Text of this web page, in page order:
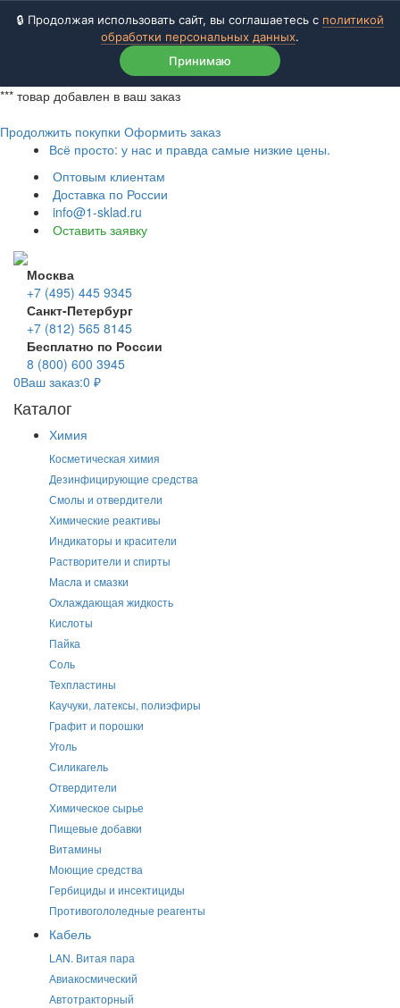
🔒 Продолжая использовать сайт, вы соглашаетесь с политикой
обработки персональных данных.
Принимаю
*** товар добавлен в ваш заказ
Продолжить покупки Оформить заказ
Всё просто: у нас и правда самые низкие цены.
Оптовым клиентам
Доставка по России
info@1-sklad.ru
Оставить заявку
Москва
+7 (495) 445 9345
Санкт-Петербург
+7 (812) 565 8145
Бесплатно по России
8 (800) 600 3945
0Ваш заказ:0 ₽
Каталог
Химия
Косметическая химия
Дезинфицирующие средства
Смолы и отвердители
Химические реактивы
Индикаторы и красители
Растворители и спирты
Масла и смазки
Охлаждающая жидкость
Кислоты
Пайка
Соль
Техпластины
Каучуки, латексы, полиэфиры
Графит и порошки
Уголь
Силикагель
Отвердители
Химическое сырье
Пищевые добавки
Витамины
Моющие средства
Гербициды и инсектициды
Противогололедные реагенты
Кабель
LAN. Витая пара
Авиакосмический
Автотракторный